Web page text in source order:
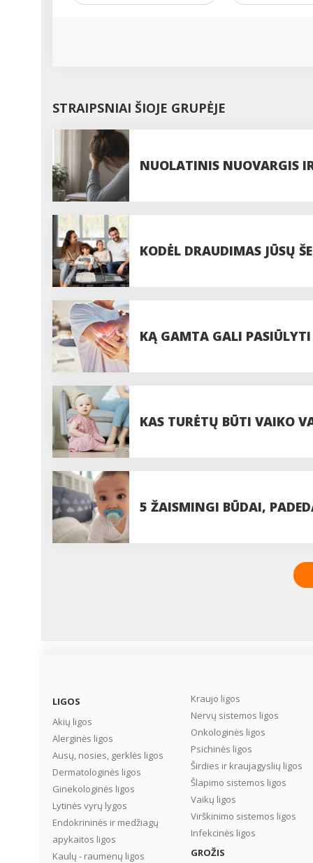
STRAIPSNIAI ŠIOJE GRUPĖJE
NUOLATINIS NUOVARGIS
KODĖL DRAUDIMAS JŪSŲ
KĄ GAMTA GALI
KAS TURĖTŲ BŪTI VAIKO
5 ŽAISMINGI BŪDAI,
LIGOS
Akių ligos
Alerginės ligos
Ausų, nosies, gerklės ligos
Dermatologinės ligos
Ginekologinės ligos
Lytinės vyrų lygos
Endokrininės ir medžiagų
apykaitos ligos
Kaulų - raumenų ligos
Kraujo ligos
Nervų sistemos ligos
Onkologinės ligos
Psichinės ligos
Širdies ir kraujagyslių ligos
Šlapimo sistemos ligos
Vaikų ligos
Virškinimo sistemos ligos
Infekcinės ligos
GROŽIS